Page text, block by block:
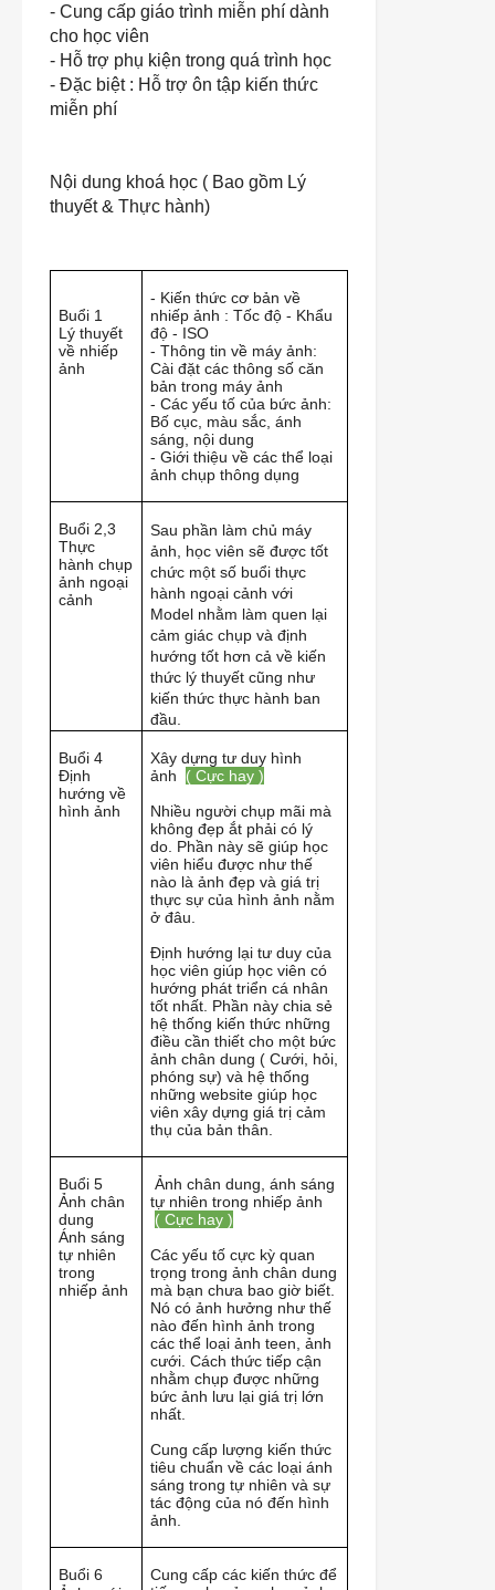
- Cung cấp giáo trình miễn phí dành
cho học viên
- Hỗ trợ phụ kiện trong quá trình học
- Đặc biệt : Hỗ trợ ôn tập kiến thức
miễn phí
Nội dung khoá học ( Bao gồm Lý
thuyết & Thực hành)
Buổi 1
Lý thuyết
về nhiếp
ảnh
- Kiến thức cơ bản về
nhiếp ảnh : Tốc độ - Khẩu
độ - ISO
- Thông tin về máy ảnh:
Cài đặt các thông số căn
bản trong máy ảnh
- Các yếu tố của bức ảnh:
Bố cục, màu sắc, ánh
sáng, nội dung
- Giới thiệu về các thể loại
ảnh chụp thông dụng
Buổi 2,3
Thực
hành chụp
ảnh ngoại
cảnh
Sau phần làm chủ máy
ảnh, học viên sẽ được tốt
chức một số buổi thực
hành ngoại cảnh với
Model nhằm làm quen lại
cảm giác chụp và định
hướng tốt hơn cả về kiến
thức lý thuyết cũng như
kiến thức thực hành ban
đầu.
Buổi 4
Định
hướng về
hình ảnh
Xây dựng tư duy hình
ảnh
( Cực hay )
Nhiều người chụp mãi mà
không đẹp ắt phải có lý
do. Phần này sẽ giúp học
viên hiểu được như thế
nào là ảnh đẹp và giá trị
thực sự của hình ảnh nằm
ở đâu.
Định hướng lại tư duy của
học viên giúp học viên có
hướng phát triển cá nhân
tốt nhất. Phần này chia sẻ
hệ thống kiến thức những
điều cần thiết cho một bức
ảnh chân dung ( Cưới, hỏi,
phóng sự) và hệ thống
những website giúp học
viên xây dựng giá trị cảm
thụ của bản thân.
Buổi 5
Ảnh chân
dung
Ánh sáng
tự nhiên
trong
nhiếp ảnh
Ảnh chân dung, ánh sáng
tự nhiên trong nhiếp ảnh
( Cực hay )
Các yếu tố cực kỳ quan
trọng trong ảnh chân dung
mà bạn chưa bao giờ biết.
Nó có ảnh hưởng như thế
nào đến hình ảnh trong
các thể loại ảnh teen, ảnh
cưới. Cách thức tiếp cận
nhằm chụp được những
bức ảnh lưu lại giá trị lớn
nhất.
Cung cấp lượng kiến thức
tiêu chuẩn về các loại ánh
sáng trong tự nhiên và sự
tác động của nó đến hình
ảnh.
Buổi 6
Cung cấp các kiến thức để